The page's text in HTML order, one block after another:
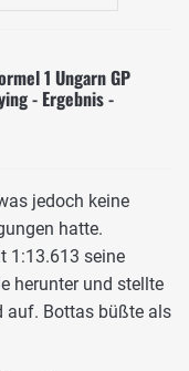
1 Ungarn GP
- Ergebnis -
jedoch keine
hatte.
1:13.613 seine
herunter und stellte
auf. Bottas büßte als